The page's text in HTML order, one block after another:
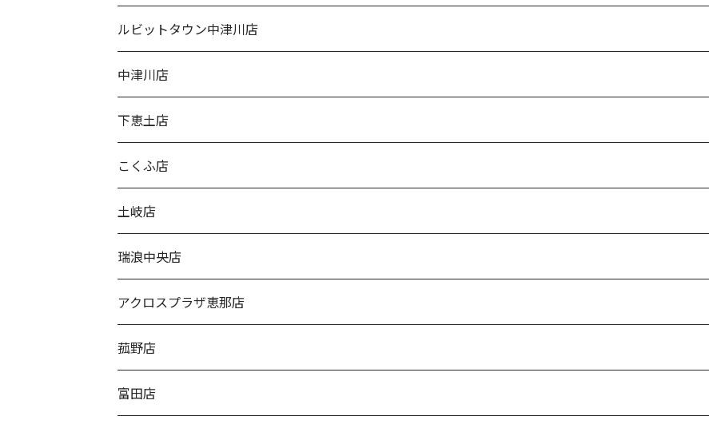
ルビットタウン中津川店
中津川店
下恵土店
こくふ店
土岐店
瑞浪中央店
アクロスプラザ恵那店
菰野店
富田店